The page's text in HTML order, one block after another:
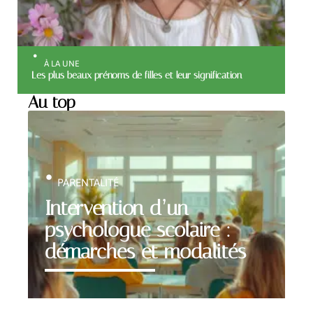
À LA UNE
Les plus beaux prénoms de filles et leur signification
Au top
Intervention d’un
psychologue scolaire :
démarches et modalités
PARENTALITÉ